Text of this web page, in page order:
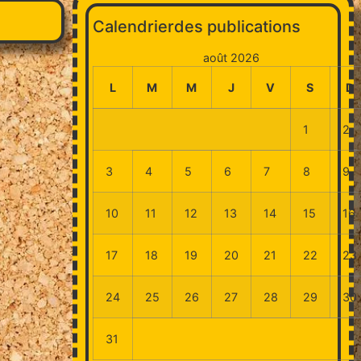
Calendrierdes publications
août 2026
L M M J V S D
1 2
3 4 5 6 7 8 9
10 11 12 13 14 15 16
17 18 19 20 21 22 23
24 25 26 27 28 29 30
31